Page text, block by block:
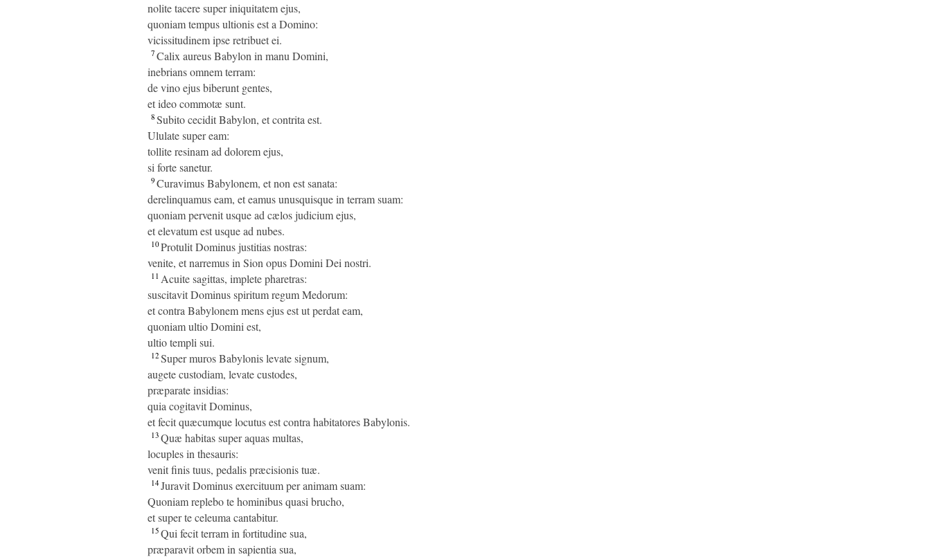
nolite tacere super iniquitatem ejus,
quoniam tempus ultionis est a Domino:
vicissitudinem ipse retribuet ei.
7Calix aureus Babylon in manu Domini,
inebrians omnem terram:
de vino ejus biberunt gentes,
et ideo commotæ sunt.
8Subito cecidit Babylon, et contrita est.
Ululate super eam:
tollite resinam ad dolorem ejus,
si forte sanetur.
9Curavimus Babylonem, et non est sanata:
derelinquamus eam, et eamus unusquisque in terram suam:
quoniam pervenit usque ad cælos judicium ejus,
et elevatum est usque ad nubes.
10Protulit Dominus justitias nostras:
venite, et narremus in Sion opus Domini Dei nostri.
11Acuite sagittas, implete pharetras:
suscitavit Dominus spiritum regum Medorum:
et contra Babylonem mens ejus est ut perdat eam,
quoniam ultio Domini est,
ultio templi sui.
12Super muros Babylonis levate signum,
augete custodiam, levate custodes,
præparate insidias:
quia cogitavit Dominus,
et fecit quæcumque locutus est contra habitatores Babylonis.
13Quæ habitas super aquas multas,
locuples in thesauris:
venit finis tuus, pedalis præcisionis tuæ.
14Juravit Dominus exercituum per animam suam:
Quoniam replebo te hominibus quasi brucho,
et super te celeuma cantabitur.
15Qui fecit terram in fortitudine sua,
præparavit orbem in sapientia sua,